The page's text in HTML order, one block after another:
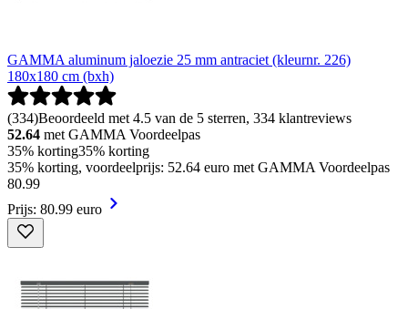
GAMMA aluminum jaloezie 25 mm antraciet (kleurnr. 226)
180x180 cm (bxh)
(334)Beoordeeld met 4.5 van de 5 sterren, 334 klantreviews
52.64 met GAMMA Voordeelpas
35% korting35% korting
35% korting, voordeelprijs: 52.64 euro met GAMMA Voordeelpas
80.99
Prijs: 80.99 euro